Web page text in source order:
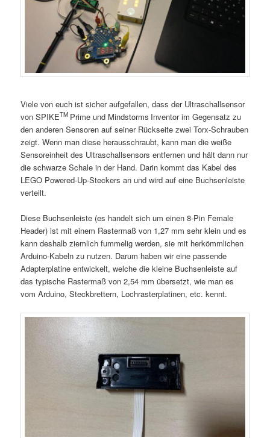
Viele von euch ist sicher aufgefallen, dass der Ultraschallsensor
von SPIKETM Prime und Mindstorms Inventor im Gegensatz zu
den anderen Sensoren auf seiner Rückseite zwei Torx-Schrauben
zeigt. Wenn man diese herausschraubt, kann man die weiße
Sensoreinheit des Ultraschallsensors entfernen und hält dann nur
die schwarze Schale in der Hand. Darin kommt das Kabel des
LEGO Powered-Up-Steckers an und wird auf eine Buchsenleiste
verteilt.
Diese Buchsenleiste (es handelt sich um einen 8-Pin Female
Header) ist mit einem Rastermaß von 1,27 mm sehr klein und es
kann deshalb ziemlich fummelig werden, sie mit herkömmlichen
Arduino-Kabeln zu nutzen. Darum haben wir eine passende
Adapterplatine entwickelt, welche die kleine Buchsenleiste auf
das typische Rastermaß von 2,54 mm übersetzt, wie man es
vom Arduino, Steckbrettern, Lochrasterplatinen, etc. kennt.